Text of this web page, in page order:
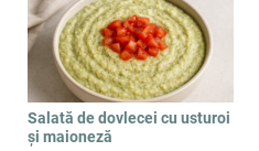
Salată de dovlecei cu usturoi
și maioneză